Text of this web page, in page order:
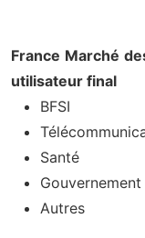
France Marché
utilisateur final
BFSI
Santé
Gouvernement
Autres